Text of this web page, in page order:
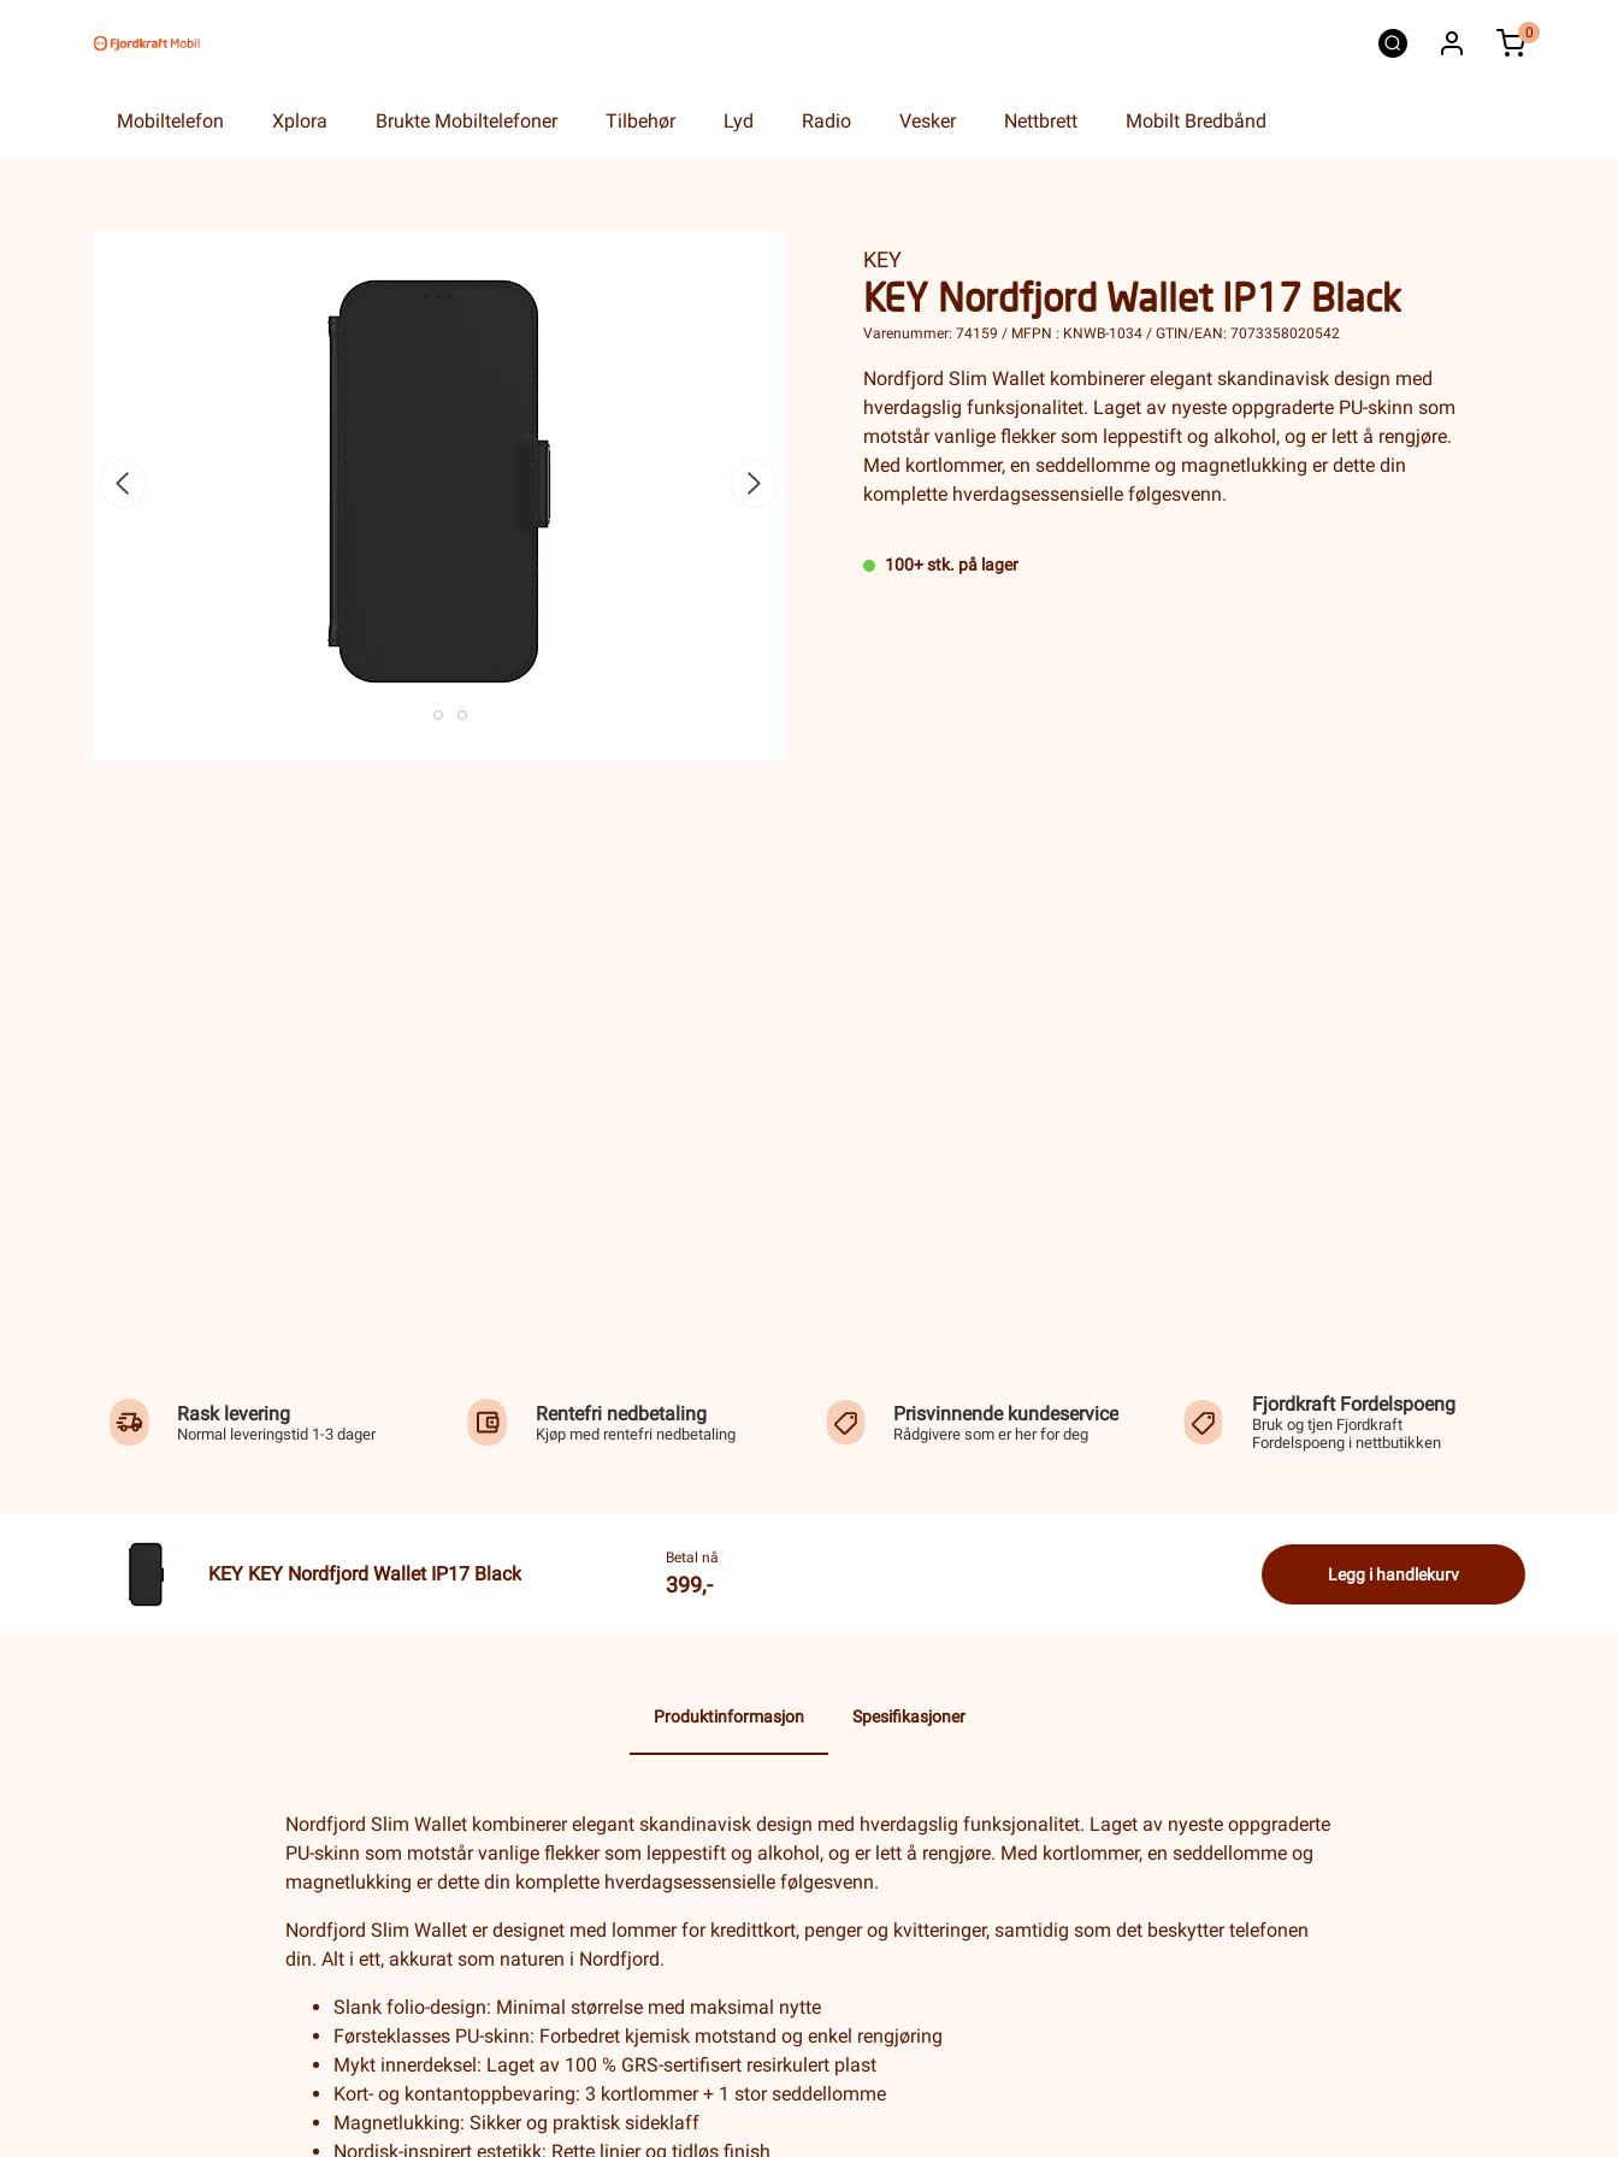
0
Mobiltelefon Xplora Brukte Mobiltelefoner Tilbehør Lyd Radio Vesker Nettbrett Mobilt Bredbånd
KEY
KEY Nordfjord Wallet IP17 Black
Varenummer: 74159 / MFPN : KNWB-1034 / GTIN/EAN: 7073358020542
Nordfjord Slim Wallet kombinerer elegant skandinavisk design med
hverdagslig funksjonalitet. Laget av nyeste oppgraderte PU-skinn som
motstår vanlige flekker som leppestift og alkohol, og er lett å rengjøre.
Med kortlommer, en seddellomme og magnetlukking er dette din
komplette hverdagsessensielle følgesvenn.
100+ stk. på lager
Rask levering
Normal leveringstid 1-3 dager
Rentefri nedbetaling
Kjøp med rentefri nedbetaling
Prisvinnende kundeservice
Rådgivere som er her for deg
Fjordkraft Fordelspoeng
Bruk og tjen Fjordkraft
Fordelspoeng i nettbutikken
KEY KEY Nordfjord Wallet IP17 Black
Betal nå
399,- Legg i handlekurv
Produktinformasjon Spesifikasjoner
Nordfjord Slim Wallet kombinerer elegant skandinavisk design med hverdagslig funksjonalitet. Laget av nyeste oppgraderte
PU-skinn som motstår vanlige flekker som leppestift og alkohol, og er lett å rengjøre. Med kortlommer, en seddellomme og
magnetlukking er dette din komplette hverdagsessensielle følgesvenn.
Nordfjord Slim Wallet er designet med lommer for kredittkort, penger og kvitteringer, samtidig som det beskytter telefonen
din. Alt i ett, akkurat som naturen i Nordfjord.
Slank folio-design: Minimal størrelse med maksimal nytte
Førsteklasses PU-skinn: Forbedret kjemisk motstand og enkel rengjøring
Mykt innerdeksel: Laget av 100 % GRS-sertifisert resirkulert plast
Kort- og kontantoppbevaring: 3 kortlommer + 1 stor seddellomme
Magnetlukking: Sikker og praktisk sideklaff
Nordisk-inspirert estetikk: Rette linjer og tidløs finish